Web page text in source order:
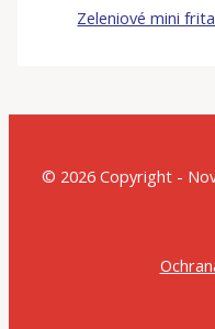
Zeleniové mini
© 2026 Copyright -